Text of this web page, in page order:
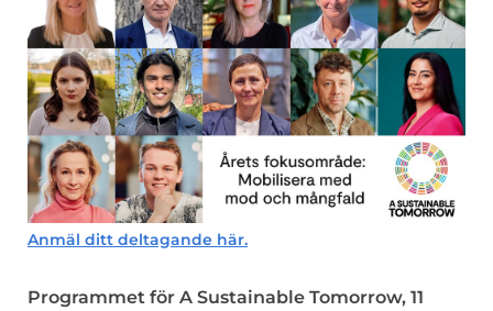
Anmäl ditt deltagande här.
Programmet för A Sustainable Tomorrow, 11